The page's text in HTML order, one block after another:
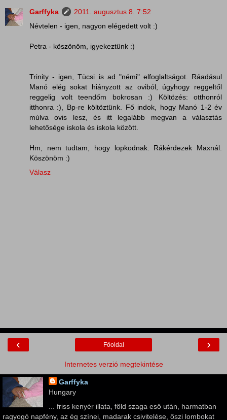
Garffyka
2011. augusztus 8. 7:52
Névtelen - igen, nagyon elégedett volt :)
Petra - köszönöm, igyekeztünk :)
Trinity - igen, Tücsi is ad "némi" elfoglaltságot. Ráadásul
Manó elég sokat hiányzott az oviból, úgyhogy reggeltől
reggelig volt teendőm bokrosan :) Költözés: otthonról
itthonra :), Bp-re költöztünk. Fő indok, hogy Manó 1-2 év
múlva ovis lesz, és itt legalább megvan a választás
lehetősége iskola és iskola között.
Hm, nem tudtam, hogy lopkodnak. Rákérdezek Maxnál.
Köszönöm :)
Válasz
‹ ›
Főoldal
Internetes verzió megtekintése
Garffyka
Hungary
... friss kenyér illata, föld szaga eső után, harmatban
ragyogó napfény, az ég színei, madarak csivitelése, őszi lombokat